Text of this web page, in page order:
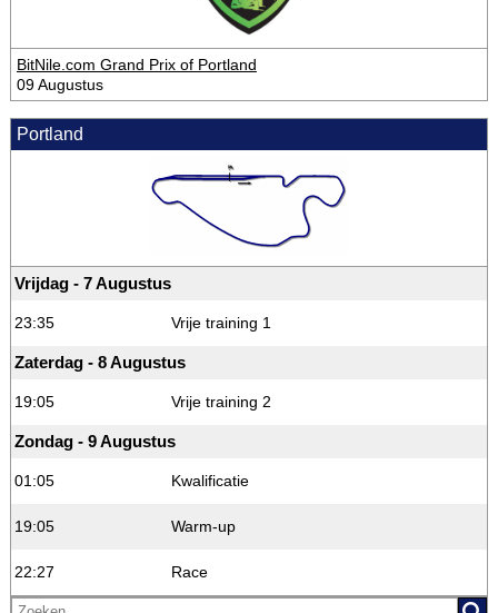
BitNile.com Grand Prix of Portland
09 Augustus
Portland
Vrijdag - 7 Augustus
23:35 Vrije training 1
Zaterdag - 8 Augustus
19:05 Vrije training 2
Zondag - 9 Augustus
01:05 Kwalificatie
19:05 Warm-up
22:27 Race